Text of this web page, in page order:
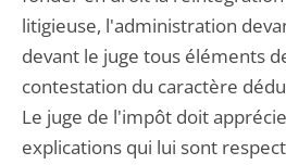
litigieuse, l'administration
devant le juge tous éléments
contestation du caractère
Le juge de l'impôt doit
explications qui lui sont